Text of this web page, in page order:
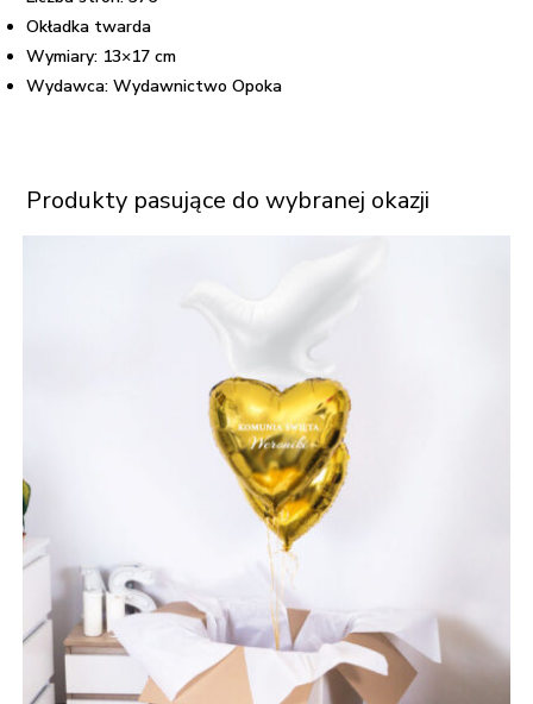
Okładka twarda
Wymiary: 13×17 cm
Wydawca: Wydawnictwo Opoka
Produkty pasujące do wybranej okazji